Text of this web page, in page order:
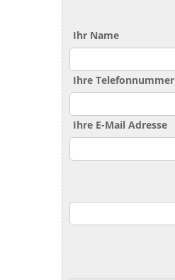
Ihr Name
Ihre Telefonnummer
Ihre E-Mail Adresse